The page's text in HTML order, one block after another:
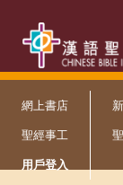
網上書店
聖經事工
用戶登入